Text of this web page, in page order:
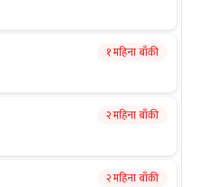
१ महिना बाँकी
२ महिना बाँकी
२ महिना बाँकी